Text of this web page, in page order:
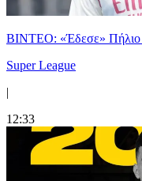
ΒΙΝΤΕΟ: «Έδεσε»
Super League
|
12:33